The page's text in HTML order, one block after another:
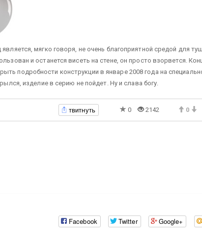
мягко говоря, не очень благоприятной средой для
и останется висеть на стене, он просто взорвется.
подробности конструкции в январе 2008 года на
изделие в серию не пойдет. Ну и слава богу.
твитнуть 0 2142 0
Facebook Twitter Google+